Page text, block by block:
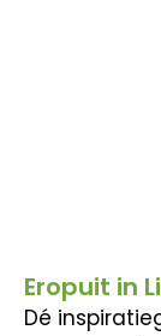
Eropuit in
Dé